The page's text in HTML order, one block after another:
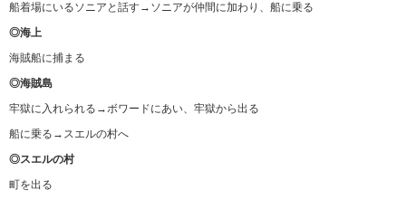
船着場にいるソニアと話す→ソニアが仲間に加わり、船に乗る
◎海上
海賊船に捕まる
◎海賊島
牢獄に入れられる→ボワードにあい、牢獄から出る
船に乗る→スエルの村へ
◎スエルの村
町を出る